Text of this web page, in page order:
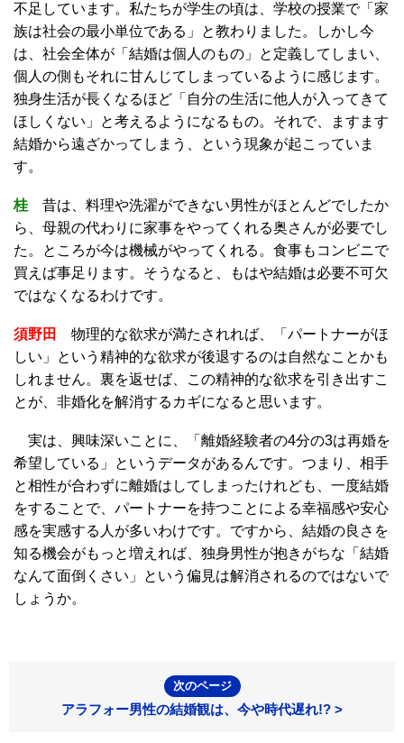
不足しています。私たちが学生の頃は、学校の授業で「家
族は社会の最小単位である」と教わりました。しかし今
は、社会全体が「結婚は個人のもの」と定義してしまい、
個人の側もそれに甘んじてしまっているように感じます。
独身生活が長くなるほど「自分の生活に他人が入ってきて
ほしくない」と考えるようになるもの。それで、ますます
結婚から遠ざかってしまう、という現象が起こっていま
す。
桂 昔は、料理や洗濯ができない男性がほとんどでしたか
ら、母親の代わりに家事をやってくれる奥さんが必要でし
た。ところが今は機械がやってくれる。食事もコンビニで
買えば事足ります。そうなると、もはや結婚は必要不可欠
ではなくなるわけです。
須野田
物理的な欲求が満たされれば、「パートナーがほ
しい」という精神的な欲求が後退するのは自然なことかも
しれません。裏を返せば、この精神的な欲求を引き出すこ
とが、非婚化を解消するカギになると思います。
実は、興味深いことに、「離婚経験者の4分の3は再婚を
希望している」というデータがあるんです。つまり、相手
と相性が合わずに離婚はしてしまったけれども、一度結婚
をすることで、パートナーを持つことによる幸福感や安心
感を実感する人が多いわけです。ですから、結婚の良さを
知る機会がもっと増えれば、独身男性が抱きがちな「結婚
なんて面倒くさい」という偏見は解消されるのではないで
しょうか。
次のページ
アラフォー男性の結婚観は、今や時代遅れ!? >